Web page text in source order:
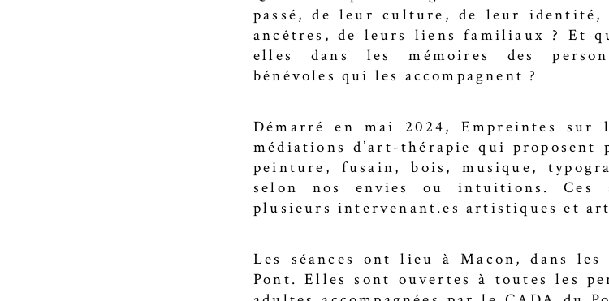
passé, de leur culture, de leur identité,
ancêtres, de leurs liens familiaux ? Et
elles dans les mémoires des
bénévoles qui les accompagnent ?
Démarré en mai 2024, Empreintes
médiations d’art-thérapie qui
peinture, fusain, bois, musique,
selon nos envies ou intuitions. Ces
plusieurs intervenant.es artistiques et
Les séances ont lieu à Macon, dans
Pont. Elles sont ouvertes à toutes les